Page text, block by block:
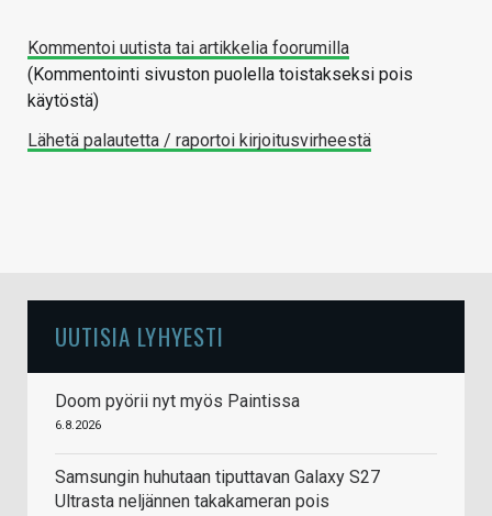
Kommentoi uutista tai artikkelia foorumilla
(Kommentointi sivuston puolella toistakseksi pois
käytöstä)
Lähetä palautetta / raportoi kirjoitusvirheestä
UUTISIA LYHYESTI
Doom pyörii nyt myös Paintissa
6.8.2026
Samsungin huhutaan tiputtavan Galaxy S27
Ultrasta neljännen takakameran pois